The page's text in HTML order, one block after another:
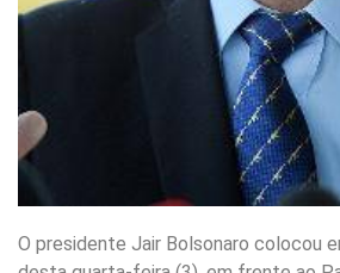
O presidente Jair Bolsonaro colocou